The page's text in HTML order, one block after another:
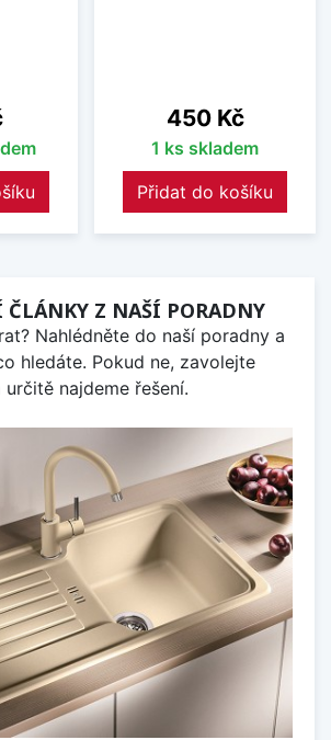
Cena
450 Kč
1 ks skladem
Přidat do košíku
ČLÁNKY Z NAŠÍ PORADNY
Nahlédněte do naší poradny a
hledáte. Pokud ne, zavolejte
najdeme řešení.